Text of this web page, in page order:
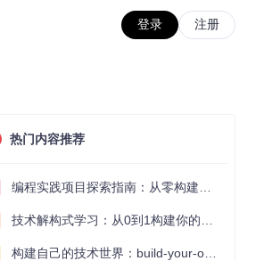
登录 注册
热门内容推荐
编程实践项目探索指南：从零构建技术能力体系
技术解构式学习：从0到1构建你的编程知识体系
构建自己的技术世界：build-your-own-x项目的实践探索指南